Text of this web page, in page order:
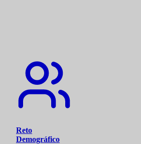
Reto
Demográfico